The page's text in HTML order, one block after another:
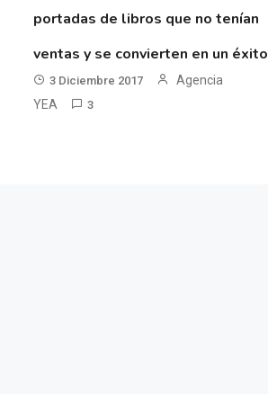
portadas de libros que no tenían
ventas y se convierten en un éxito
3 Diciembre 2017
Agencia
YEA
3